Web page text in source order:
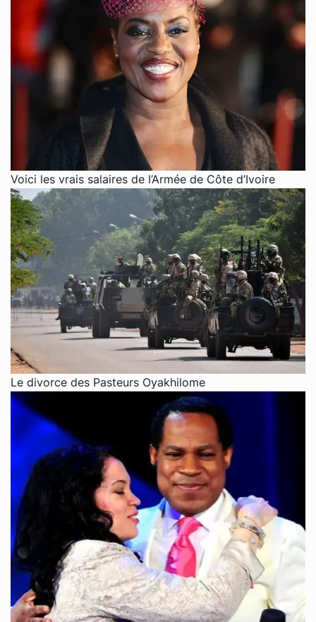
Voici les vrais salaires de l’Armée de Côte d’Ivoire
Le divorce des Pasteurs Oyakhilome